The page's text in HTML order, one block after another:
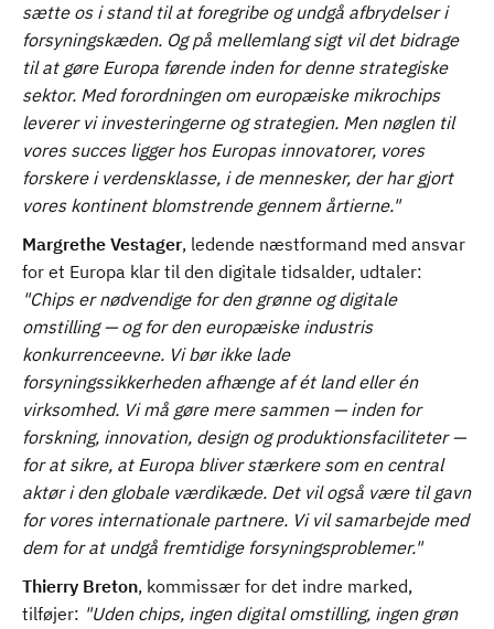
sætte os i stand til at foregribe og undgå afbrydelser i
forsyningskæden. Og på mellemlang sigt vil det bidrage
til at gøre Europa førende inden for denne strategiske
sektor. Med forordningen om europæiske mikrochips
leverer vi investeringerne og strategien. Men nøglen til
vores succes ligger hos Europas innovatorer, vores
forskere i verdensklasse, i de mennesker, der har gjort
vores kontinent blomstrende gennem årtierne."
Margrethe Vestager, ledende næstformand med ansvar
for et Europa klar til den digitale tidsalder, udtaler:
"Chips er nødvendige for den grønne og digitale
omstilling — og for den europæiske industris
konkurrenceevne. Vi bør ikke lade
forsyningssikkerheden afhænge af ét land eller én
virksomhed. Vi må gøre mere sammen — inden for
forskning, innovation, design og produktionsfaciliteter —
for at sikre, at Europa bliver stærkere som en central
aktør i den globale værdikæde. Det vil også være til gavn
for vores internationale partnere. Vi vil samarbejde med
dem for at undgå fremtidige forsyningsproblemer."
Thierry Breton, kommissær for det indre marked,
tilføjer: "Uden chips, ingen digital omstilling, ingen grøn